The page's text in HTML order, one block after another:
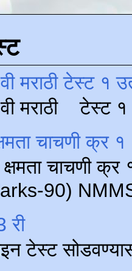
मराठी टेस्ट १
वी मराठी टेस्ट
चाचणी क्र
चाचणी
90) NMMS
री
टेस्ट